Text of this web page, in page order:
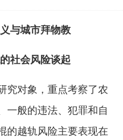
与城市拜物教
社会风险谈起
究对象，重点考察了农
一般的违法、犯罪和自
的越轨风险主要表现在